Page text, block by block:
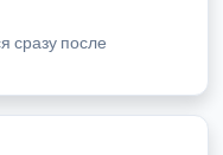
сразу после